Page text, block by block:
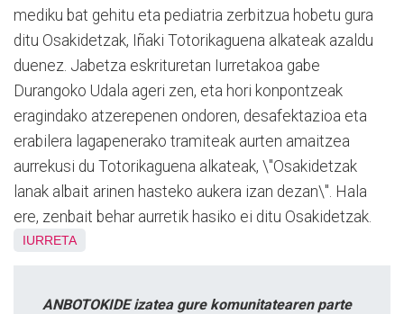
mediku bat gehitu eta pediatria zerbitzua hobetu gura
ditu Osakidetzak, Iñaki Totorikaguena alkateak azaldu
duenez. Jabetza eskrituretan Iurretakoa gabe
Durangoko Udala ageri zen, eta hori konpontzeak
eragindako atzerepenen ondoren, desafektazioa eta
erabilera lagapenerako tramiteak aurten amaitzea
aurrekusi du Totorikaguena alkateak, \"Osakidetzak
lanak albait arinen hasteko aukera izan dezan\". Hala
ere, zenbait behar aurretik hasiko ei ditu Osakidetzak.
IURRETA
ANBOTOKIDE izatea gure komunitatearen parte